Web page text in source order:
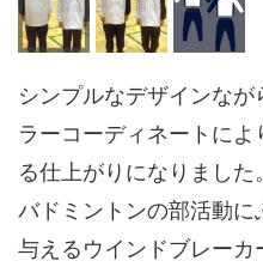
シンプルなデザインな
ラーコーディネートによ
る仕上がりになりました。
バドミントンの部活動
与えるウインドブレーカ